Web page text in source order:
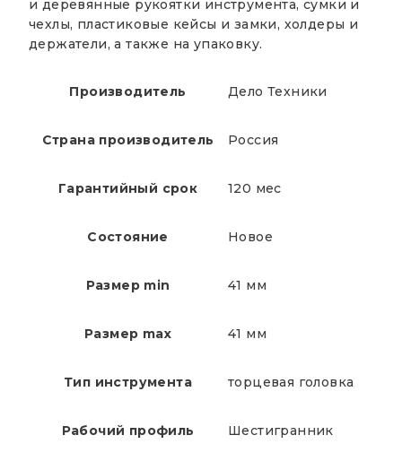
и деревянные рукоятки инструмента, сумки и
чехлы, пластиковые кейсы и замки, холдеры и
держатели, а также на упаковку.
Производитель Дело Техники
Страна производитель Россия
Гарантийный срок 120 мес
Состояние Новое
Размер min 41 мм
Размер max 41 мм
Тип инструмента торцевая головка
Рабочий профиль Шестигранник